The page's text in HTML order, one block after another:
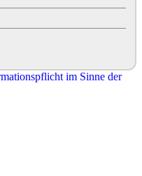
im Sinne der